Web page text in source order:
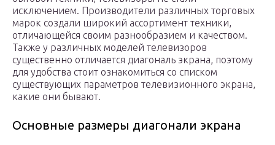
исключением. Производители различных торговых
марок создали широкий ассортимент техники,
отличающейся своим разнообразием и качеством.
Также у различных моделей телевизоров
существенно отличается диагональ экрана, поэтому
для удобства стоит ознакомиться со списком
существующих параметров телевизионного экрана,
какие они бывают.
Основные размеры диагонали экрана